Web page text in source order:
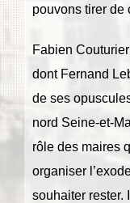
pouvons tirer de
Fabien
dont Fernand
de ses
nord Seine-et-
rôle des maires
organiser
souhaiter rester.